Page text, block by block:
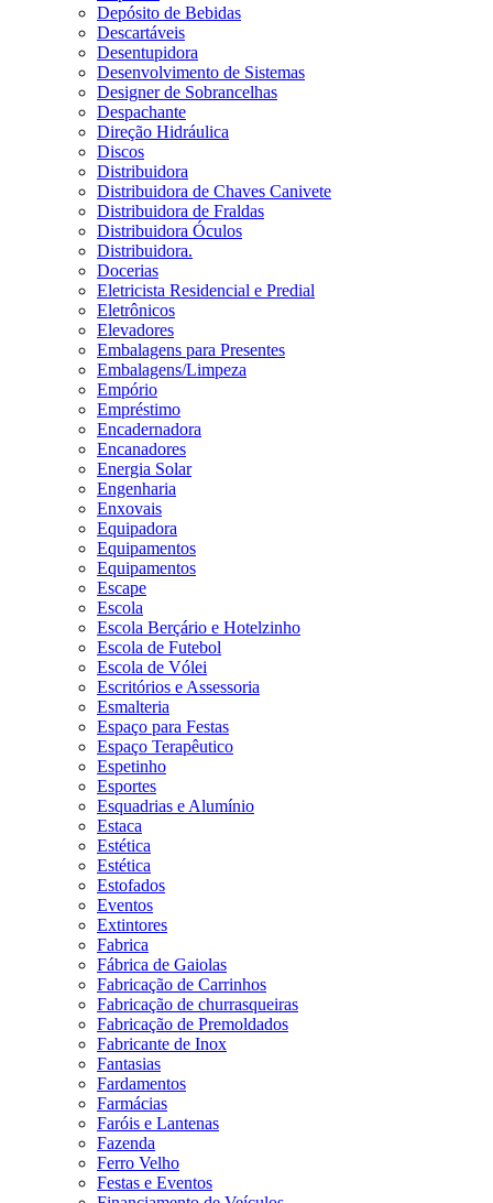
Depósito de Bebidas
Descartáveis
Desentupidora
Desenvolvimento de Sistemas
Designer de Sobrancelhas
Despachante
Direção Hidráulica
Discos
Distribuidora
Distribuidora de Chaves Canivete
Distribuidora de Fraldas
Distribuidora Óculos
Distribuidora.
Docerias
Eletricista Residencial e Predial
Eletrônicos
Elevadores
Embalagens para Presentes
Embalagens/Limpeza
Empório
Empréstimo
Encadernadora
Encanadores
Energia Solar
Engenharia
Enxovais
Equipadora
Equipamentos
Equipamentos
Escape
Escola
Escola Berçário e Hotelzinho
Escola de Futebol
Escola de Vólei
Escritórios e Assessoria
Esmalteria
Espaço para Festas
Espaço Terapêutico
Espetinho
Esportes
Esquadrias e Alumínio
Estaca
Estética
Estética
Estofados
Eventos
Extintores
Fabrica
Fábrica de Gaiolas
Fabricação de Carrinhos
Fabricação de churrasqueiras
Fabricação de Premoldados
Fabricante de Inox
Fantasias
Fardamentos
Farmácias
Faróis e Lantenas
Fazenda
Ferro Velho
Festas e Eventos